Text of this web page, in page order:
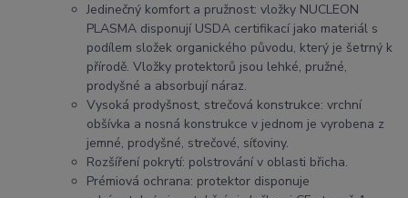
Jedinečný komfort a pružnost: vložky NUCLEON
PLASMA disponují USDA certifikací jako materiál s
podílem složek organického původu, který je šetrný k
přírodě. Vložky protektorů jsou lehké, pružné,
prodyšné a absorbují náraz.
Vysoká prodyšnost, strečová konstrukce: vrchní
obšívka a nosná konstrukce v jednom je vyrobena z
jemné, prodyšné, strečové, síťoviny.
Rozšíření pokrytí: polstrování v oblasti břicha.
Prémiová ochrana: protektor disponuje